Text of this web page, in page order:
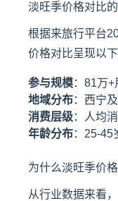
淡旺季价格对比
根据来旅行平台
价格对比呈现以下
参与规模：81万
地域分布：西宁
消费层级：人均
年龄分布：25-45
为什么淡旺季价
从行业数据来看